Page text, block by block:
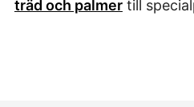
träd och palmertill